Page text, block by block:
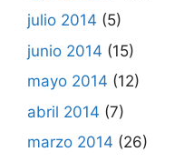
julio 2014 (5)
junio 2014 (15)
mayo 2014 (12)
abril 2014 (7)
marzo 2014 (26)